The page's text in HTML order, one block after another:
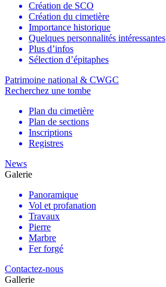
Création de SCO
Création du cimetière
Importance historique
Quelques personnalités intéressantes
Plus d’infos
Sélection d’épitaphes
Patrimoine national & CWGC
Recherchez une tombe
Plan du cimetière
Plan de sections
Inscriptions
Registres
News
Galerie
Panoramique
Vol et profanation
Travaux
Pierre
Marbre
Fer forgé
Contactez-nous
Gallerie